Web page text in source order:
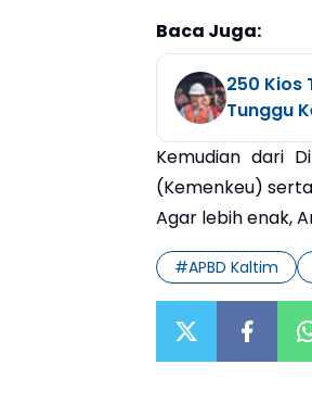
Baca Juga:
250 Kios
Tunggu
Kemudian dari
(Kemenkeu)
Agar lebih enak,
#APBD Kaltim